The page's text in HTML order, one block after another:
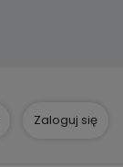
Zaloguj się